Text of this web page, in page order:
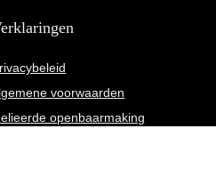
voorwaarden
openbaarmaking